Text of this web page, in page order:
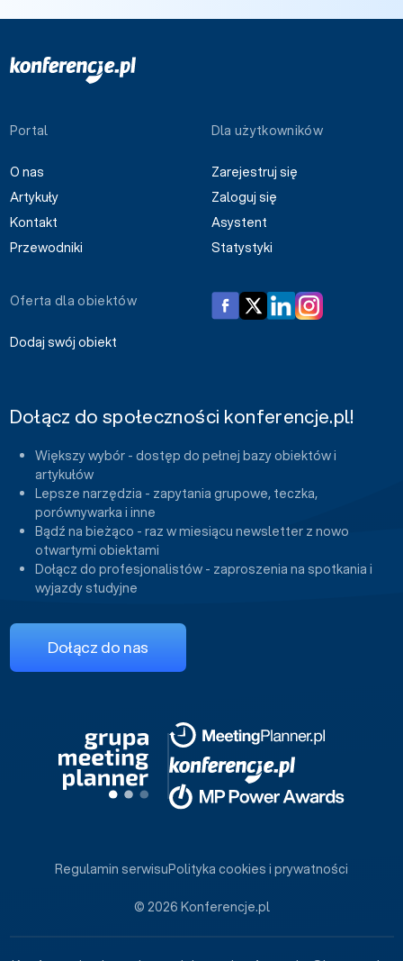
Portal
O nas
Artykuły
Kontakt
Przewodniki
Dla użytkowników
Zarejestruj się
Zaloguj się
Asystent
Statystyki
Oferta dla obiektów
Dodaj swój obiekt
Dołącz do społeczności konferencje.pl!
Większy wybór - dostęp do pełnej bazy obiektów i
artykułów
Lepsze narzędzia - zapytania grupowe, teczka,
porównywarka i inne
Bądź na bieżąco - raz w miesiącu newsletter z nowo
otwartymi obiektami
Dołącz do profesjonalistów - zaproszenia na spotkania i
wyjazdy studyjne
Dołącz do nas
© 2026 Konferencje.pl
Regulamin serwisuPolityka cookies i prywatności